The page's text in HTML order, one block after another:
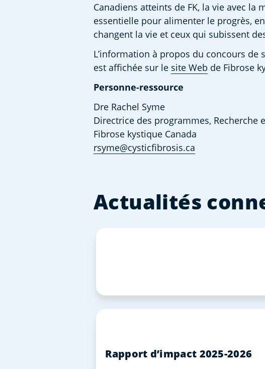
Canadiens atteints de FK, la vie avec
essentielle pour alimenter le progrès,
changent la vie et ceux qui subissent
L’information à propos du concours
est affichée sur le site Web de Fibrose
Personne-ressource
Dre Rachel Syme
Directrice des programmes, Recherche
Fibrose kystique Canada
rsyme@cysticfibrosis.ca
Actualités
Rapport d’impact 2025-2026